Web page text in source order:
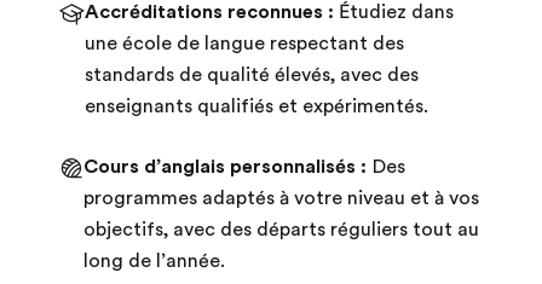
Accréditations reconnues : Étudiez dans
une école de langue respectant des
standards de qualité élevés, avec des
enseignants qualifiés et expérimentés.
Cours d’anglais personnalisés : Des
programmes adaptés à votre niveau et à vos
objectifs, avec des départs réguliers tout au
long de l’année.